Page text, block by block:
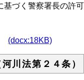
基づく警察署長の許可
(docx:18KB)
川法第２４条）